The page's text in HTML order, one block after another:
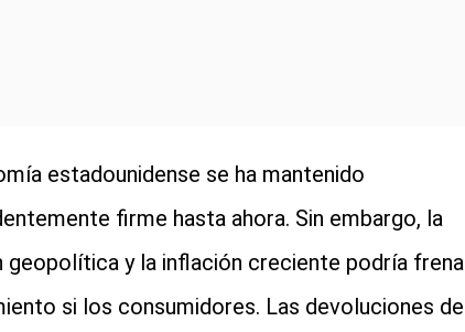
estadounidense se ha mantenido
firme hasta ahora. Sin embargo, la
geopolítica y la inflación creciente podría
si los consumidores. Las devoluciones de